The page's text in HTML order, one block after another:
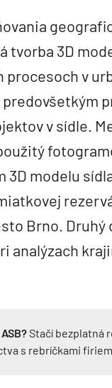
tvorba 3D
procesoch v
v sídle.
3D modelu
Brno.
analýzach
Stačí bezplatná
s rebríčkami